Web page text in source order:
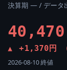
決算期 — / データ
40,470
▲ +1,370円
2026-08-10 終値